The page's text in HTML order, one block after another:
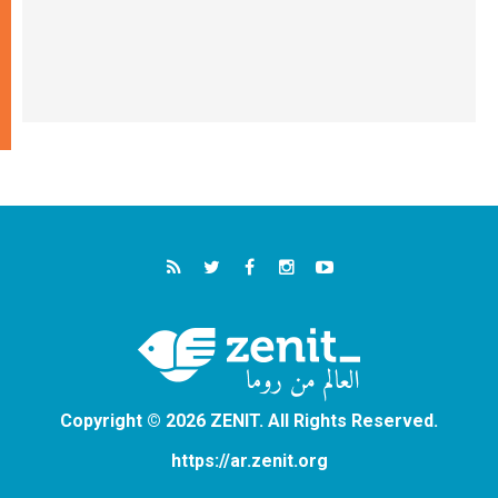
Copyright © 2026 ZENIT. All Rights Reserved.
https://ar.zenit.org